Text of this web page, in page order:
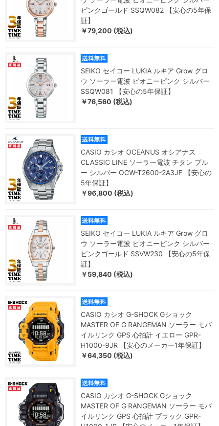
ピンクゴールド SSQW082 【安心の5年保
証】
￥79,200 (税込)
SEIKO セイコー LUKIA ルキア Grow グロ
ウ ソーラー電波 ピオニーピンク シルバー
SSQW081 【安心の5年保証】
￥76,560 (税込)
CASIO カシオ OCEANUS オシアナス
CLASSIC LINE ソーラー電波 チタン ブル
ー シルバー OCW-T2600-2A3JF 【安心の
5年保証】
￥96,800 (税込)
SEIKO セイコー LUKIA ルキア Grow グロ
ウ ソーラー電波 ピオニーピンク シルバー
ピンクゴールド SSVW230 【安心の5年保
証】
￥59,840 (税込)
CASIO カシオ G-SHOCK Gショック
MASTER OF G RANGEMAN ソーラー モバ
イルリンク GPS 心拍計 イエロー GPR-
H1000-9JR 【安心のメーカー1年保証】
￥64,350 (税込)
CASIO カシオ G-SHOCK Gショック
MASTER OF G RANGEMAN ソーラー モバ
イルリンク GPS 心拍計 ブラック GPR-